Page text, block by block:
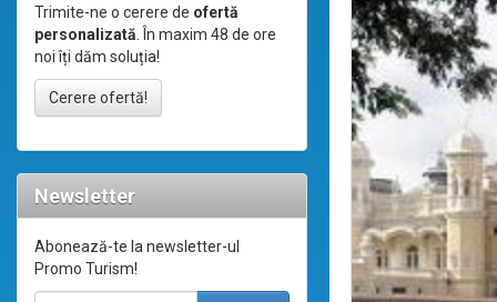
Trimite-ne o cerere de ofertă
personalizată. În maxim 48 de ore
noi îți dăm soluția!
Cerere ofertă!
Newsletter
Abonează-te la newsletter-ul
Promo Turism!